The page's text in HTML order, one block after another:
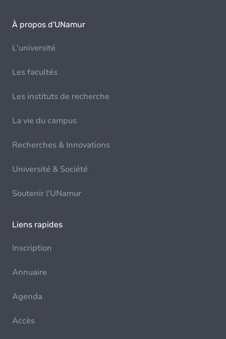
À propos d'UNamur
L'université
Les facultés
Les instituts de recherche
La vie du campus
Recherches & Innovations
Université & Société
Soutenir l'UNamur
Liens rapides
Inscription
Annuaire
Agenda
Accès